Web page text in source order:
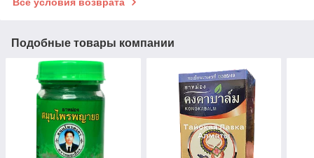
Подобные товары компании